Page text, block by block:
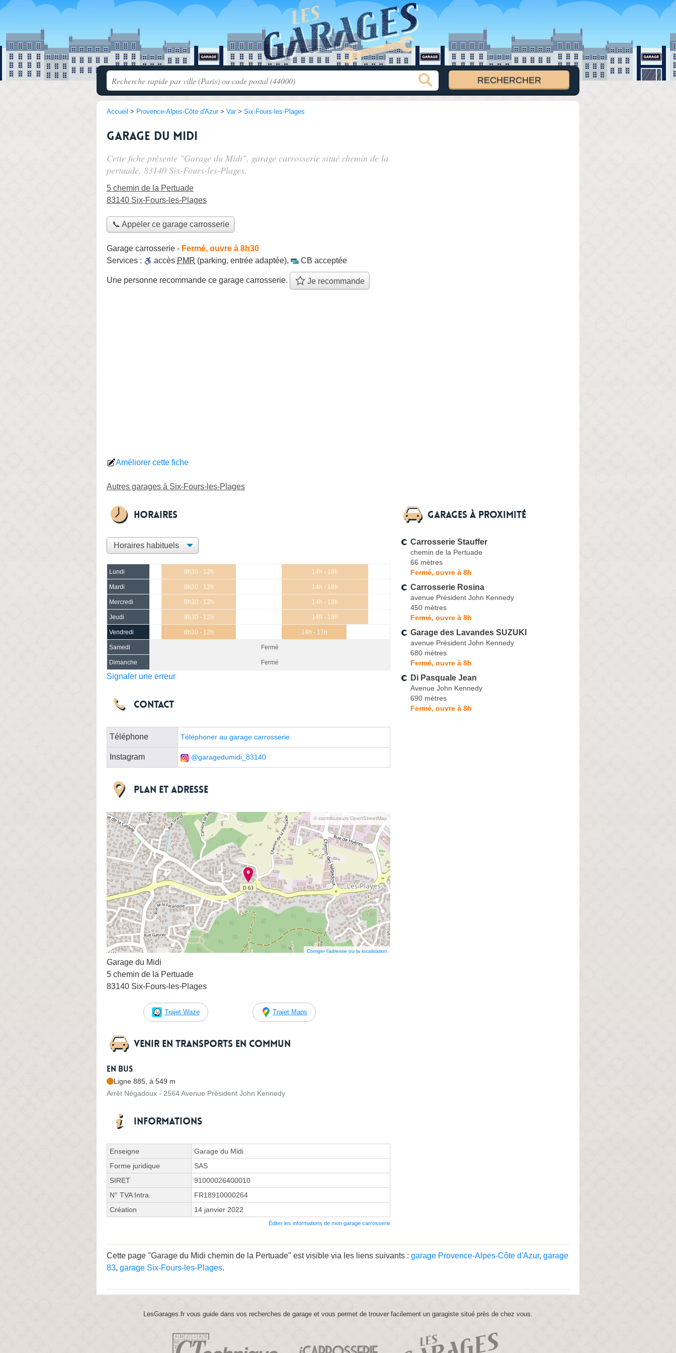
Accueil > Provence-Alpes-Côte d'Azur> Var> Six-Fours-les-Plages
Garage du Midi
Cette fiche présente "Garage du Midi", garage carrosserie situé chemin de la
pertuade, 83140 Six-Fours-les-Plages.
5 chemin de la Pertuade
83140 Six-Fours-les-Plages
📞 Appeler ce garage carrosserie
Garage carrosserie - Fermé, ouvre à 8h30
Services :
accès PMR (parking, entrée adaptée), CB acceptée
Une personne recommande ce garage carrosserie. Je recommande
Améliorer cette fiche
Autres garages à Six-Fours-les-Plages
Horaires
Lundi 8h30 - 12h 14h - 18h
Mardi 8h30 - 12h 14h - 18h
Mercredi 8h30 - 12h 14h - 18h
Jeudi 8h30 - 12h 14h - 18h
Vendredi 8h30 - 12h 14h - 17h
Samedi Fermé
Dimanche Fermé
Signaler une erreur
Contact
Téléphone Téléphoner au garage carrosserie
Instagram @garagedumidi_83140
Plan et adresse
© contributeurs OpenStreetMap
Corriger l’adresse ou la localisation
Garage du Midi
5 chemin de la Pertuade
83140 Six-Fours-les-Plages
Trajet Waze Trajet Maps
Venir en transports en commun
En bus
Ligne 885, à 549 m
Arrêt Négadoux - 2564 Avenue Président John Kennedy
Informations
Enseigne
Garage du Midi
Forme juridique
SAS
SIRET
91000026400010
N° TVA Intra.
FR18910000264
Création
14 janvier 2022
Éditer les informations de mon garage carrosserie
Garages à proximité
Carrosserie Stauffer
chemin de la Pertuade
66 mètres
Fermé, ouvre à 8h
Carrosserie Rosina
avenue Président John Kennedy
450 mètres
Fermé, ouvre à 8h
Garage des Lavandes SUZUKI
avenue Président John Kennedy
680 mètres
Fermé, ouvre à 8h
Di Pasquale Jean
Avenue John Kennedy
690 mètres
Fermé, ouvre à 8h
Cette page "Garage du Midi chemin de la Pertuade" est visible via les liens suivants : garage Provence-Alpes-Côte d'Azur, garage
83, garage Six-Fours-les-Plages.
LesGarages.fr vous guide dans vos recherches de garage et vous permet de trouver facilement un garagiste situé près de chez vous.